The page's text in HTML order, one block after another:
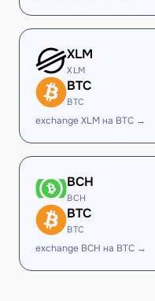
XLM
XLM
BTC
BTC
exchange XLM на BTC →
BCH
BCH
BTC
BTC
exchange BCH на BTC →